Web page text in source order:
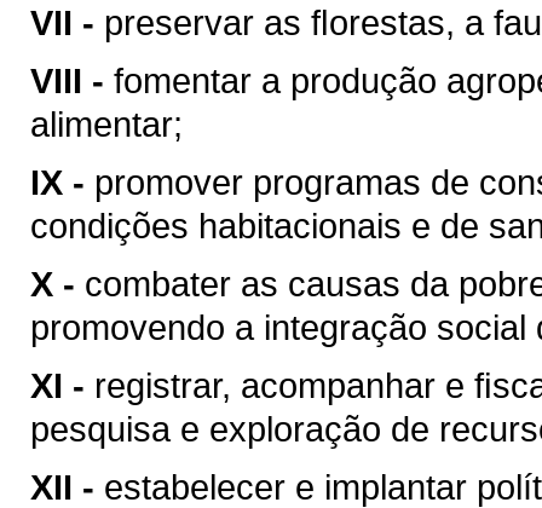
VII - preservar as ﬂorestas, a
VIII - fomentar a produção
alimentar;
IX - promover programas de
condições habitacionais e de
X - combater as causas da
promovendo a integração
XI - registrar, acompanhar e
pesquisa e exploração de
XII - estabelecer e implantar